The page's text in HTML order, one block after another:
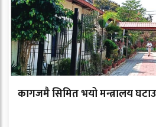
कागजमै सिमित भयो मन्त्रालय